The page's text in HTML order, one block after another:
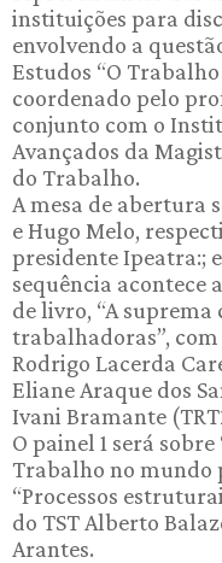
instituições para
envolvendo a
Estudos “O
coordenado pelo
conjunto com o
Avançados da
do Trabalho.
A mesa de abertura
e Hugo Melo,
presidente Ipeatra:;
sequência acontece
de livro, “A
trabalhadoras”,
Rodrigo Lacerda
Eliane Araque dos
Ivani Bramante
O painel 1 será
Trabalho no mundo
“Processos
do TST Alberto
Arantes.